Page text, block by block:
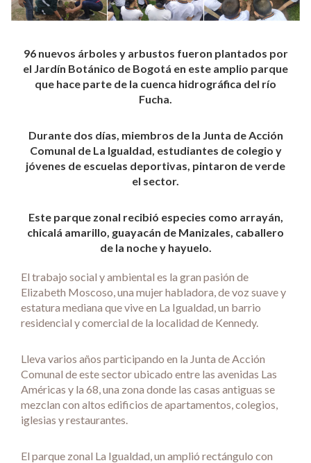
96 nuevos árboles y arbustos fueron plantados por
el Jardín Botánico de Bogotá en este amplio parque
que hace parte de la cuenca hidrográfica del río
Fucha.
Durante dos días, miembros de la Junta de Acción
Comunal de La Igualdad, estudiantes de colegio y
jóvenes de escuelas deportivas, pintaron de verde
el sector.
Este parque zonal recibió especies como arrayán,
chicalá amarillo, guayacán de Manizales, caballero
de la noche y hayuelo.
El trabajo social y ambiental es la gran pasión de
Elizabeth Moscoso, una mujer habladora, de voz suave y
estatura mediana que vive en La Igualdad, un barrio
residencial y comercial de la localidad de Kennedy.
Lleva varios años participando en la Junta de Acción
Comunal de este sector ubicado entre las avenidas Las
Américas y la 68, una zona donde las casas antiguas se
mezclan con altos edificios de apartamentos, colegios,
iglesias y restaurantes.
El parque zonal La Igualdad, un amplió rectángulo con